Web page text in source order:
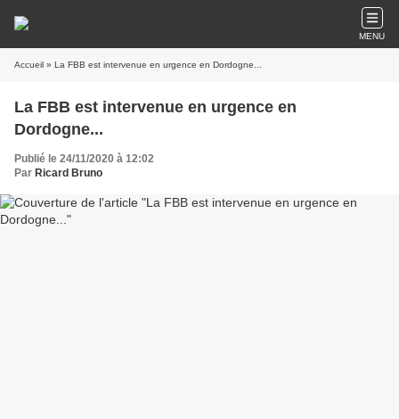
MENU
Accueil » La FBB est intervenue en urgence en Dordogne...
La FBB est intervenue en urgence en
Dordogne...
Publié le 24/11/2020 à 12:02
Par Ricard Bruno